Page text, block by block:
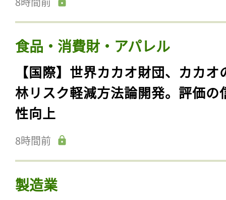
食品・消費財・アパレル
【国際】世界カカオ財団、カカオ
林リスク軽減方法論開発。評価の
性向上
8時間前
製造業